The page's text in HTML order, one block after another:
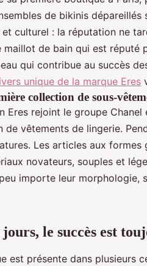
de bikinis
et culturel : la réputation ne
maillot de bain qui est réputé
qui contribue au succès
unique de la marque Eres
collection de sous-
Eres rejoint le groupe
de vêtements de lingerie.
Les articles aux
novateurs, souples et
importe leur morphologie,
jours, le succès est
est présente dans plusieurs